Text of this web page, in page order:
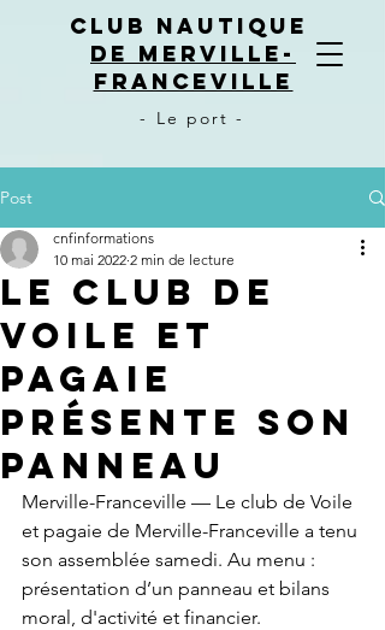
CLUB NAUTIQUE
DE MERVILLE-
FRANCEVILLE
- Le port -
Post
Le club de
voile et
pagaie
présente son
panneau
cnfinformations
10 mai 2022 2 min de lecture
Merville-Franceville — Le club de Voile
et pagaie de Merville-Franceville a tenu
son assemblée samedi. Au menu :
présentation d’un panneau et bilans
moral, d'activité et financier.